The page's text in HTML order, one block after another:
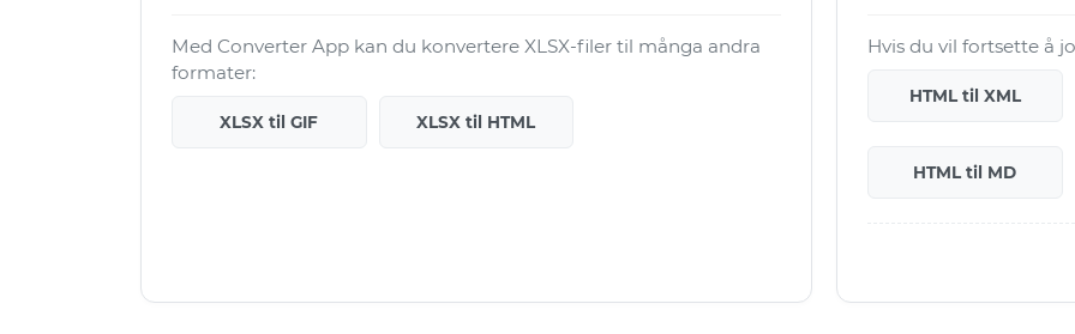
Med Converter App kan du konvertere XLSX-filer til många andra
formater:
XLSX til GIF XLSX til HTML
Hvis du vil fortsette å
HTML til XML
HTML til MD